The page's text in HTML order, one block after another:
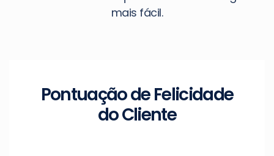
mais fácil.
Pontuação deFelicidade
do Cliente